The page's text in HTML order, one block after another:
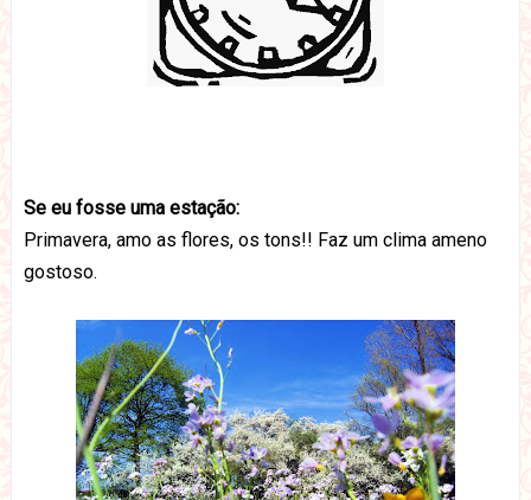
Se eu fosse uma estação:
Primavera, amo as flores, os tons!! Faz um clima ameno
gostoso.